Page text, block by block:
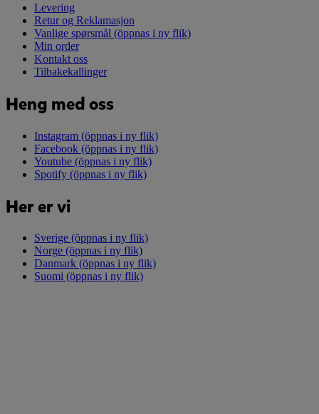
Levering
Retur og Reklamasjon
Vanlige spørsmål (öppnas i ny flik)
Min order
Kontakt oss
Tilbakekallinger
Heng med oss
Instagram (öppnas i ny flik)
Facebook (öppnas i ny flik)
Youtube (öppnas i ny flik)
Spotify (öppnas i ny flik)
Her er vi
Sverige (öppnas i ny flik)
Norge (öppnas i ny flik)
Danmark (öppnas i ny flik)
Suomi (öppnas i ny flik)